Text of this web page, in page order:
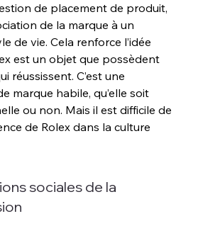
de placement de produit,
de la marque à un
de vie. Cela renforce l’idée
est un objet que possèdent
réussissent. C’est une
marque habile, qu’elle soit
ou non. Mais il est difficile de
de Rolex dans la culture
sociales de la